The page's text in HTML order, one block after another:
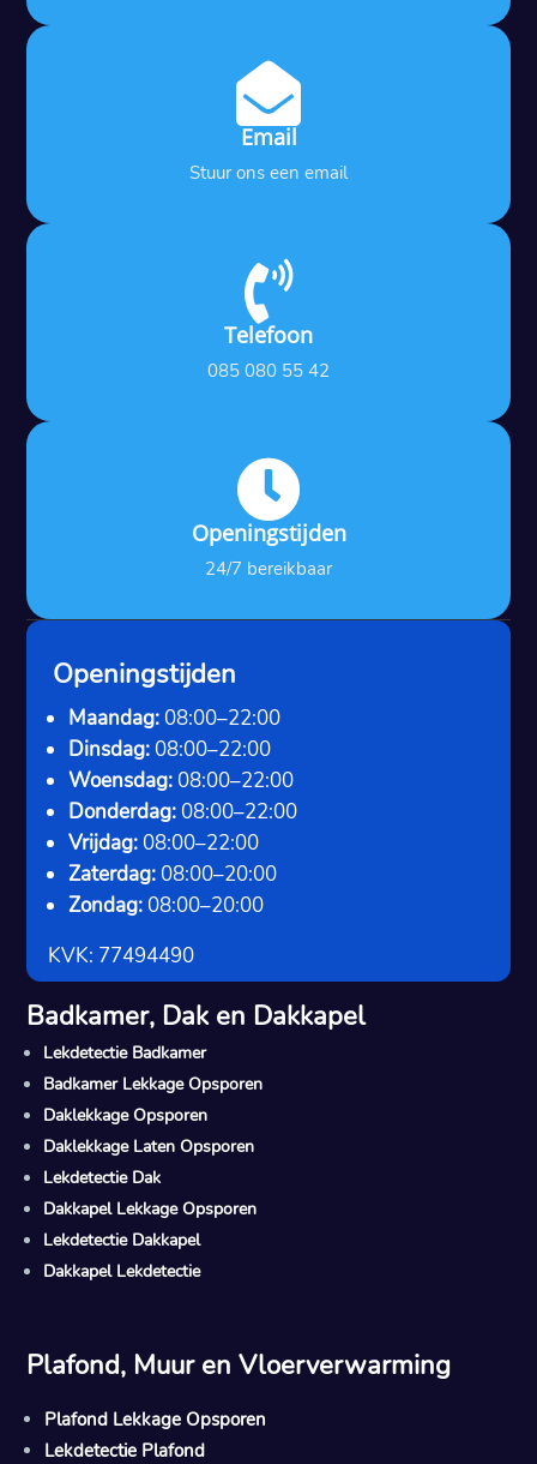

Email
Stuur ons een email

Telefoon
085 080 55 42

Openingstijden
24/7 bereikbaar
Openingstijden
Maandag: 08:00–22:00
Dinsdag: 08:00–22:00
Woensdag: 08:00–22:00
Donderdag: 08:00–22:00
Vrijdag: 08:00–22:00
Zaterdag: 08:00–20:00
Zondag: 08:00–20:00
KVK: 77494490
Badkamer, Dak en Dakkapel
Lekdetectie Badkamer
Badkamer Lekkage Opsporen
Daklekkage Opsporen
Daklekkage Laten Opsporen
Lekdetectie Dak
Dakkapel Lekkage Opsporen
Lekdetectie Dakkapel
Dakkapel Lekdetectie
Plafond, Muur en Vloerverwarming
Plafond Lekkage Opsporen
Lekdetectie Plafond